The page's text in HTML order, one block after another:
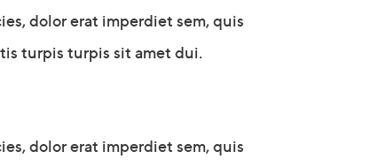
dolor erat imperdiet sem, quis
turpis turpis sit amet dui.
dolor erat imperdiet sem, quis